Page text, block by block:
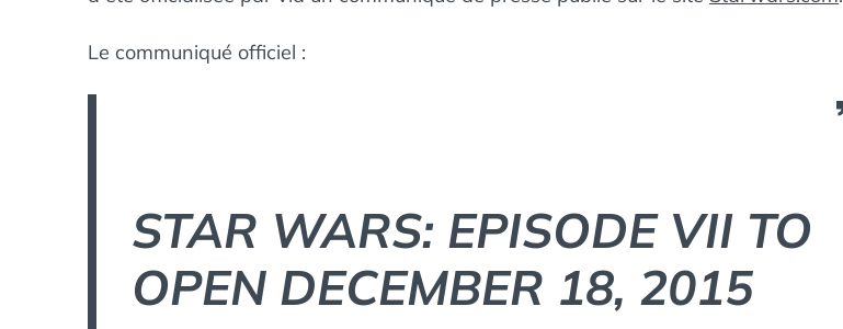
Le communiqué officiel :
STAR WARS: EPISODE VII TO
OPEN DECEMBER 18, 2015